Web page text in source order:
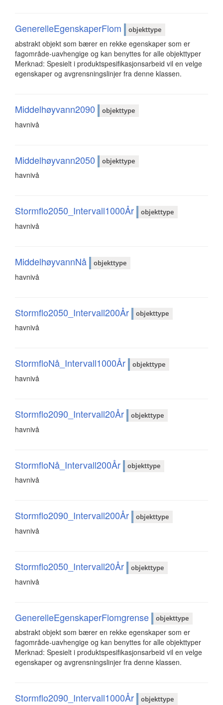
GenerelleEgenskaperFlom objekttype
abstrakt objekt som bærer en rekke egenskaper som er
fagområde-uavhengige og kan benyttes for alle objekttyper
Merknad: Spesielt i produktspesifikasjonsarbeid vil en velge
egenskaper og avgrensningslinjer fra denne klassen.
Middelhøyvann2090 objekttype
havnivå
Middelhøyvann2050 objekttype
havnivå
Stormflo2050_Intervall1000År objekttype
havnivå
MiddelhøyvannNå objekttype
havnivå
Stormflo2050_Intervall200År objekttype
havnivå
StormfloNå_Intervall1000År objekttype
havnivå
Stormflo2090_Intervall20År objekttype
havnivå
StormfloNå_Intervall200År objekttype
havnivå
Stormflo2090_Intervall200År objekttype
havnivå
Stormflo2050_Intervall20År objekttype
havnivå
GenerelleEgenskaperFlomgrense objekttype
abstrakt objekt som bærer en rekke egenskaper som er
fagområde-uavhengige og kan benyttes for alle objekttyper
Merknad: Spesielt i produktspesifikasjonsarbeid vil en velge
egenskaper og avgrensningslinjer fra denne klassen.
Stormflo2090_Intervall1000År objekttype